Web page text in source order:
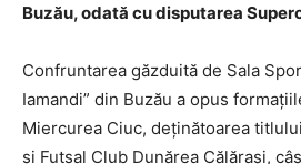
Buzău, odată cu disputarea
Confruntarea găzduită de Sala
Iamandi” din Buzău a opus
Miercurea Ciuc, deținătoarea
și Futsal Club Dunărea Călărași,